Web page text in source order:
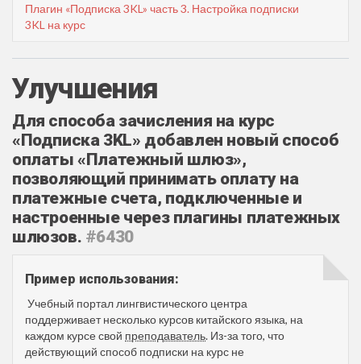
Плагин «Подписка 3KL» часть 3. Настройка подписки
3KL на курс
Улучшения
Для способа зачисления на курс
«Подписка 3KL» добавлен новый способ
оплаты «Платежный шлюз»,
позволяющий принимать оплату на
платежные счета, подключенные и
настроенные через плагины платежных
шлюзов. #6430
Пример использования:
Учебный портал лингвистического центра
поддерживает несколько курсов китайского языка, на
каждом курсе свой преподаватель. Из-за того, что
действующий способ подписки на курс не